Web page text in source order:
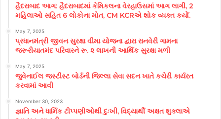
હૈદરાબાદ આગ: હૈદરાબાદમાં કેમિકલના વેરહાઉસમાં આગ લાગી, 2
મહિલાઓ સહિત 6 લોકોના મોત, CM KCRએ શોક વ્યક્ત કર્યો.
May 7, 2025
પ્રધાનમંત્રી જીવન સુરક્ષા વીમા યોજના દ્વારા રાનવેરી ગામના
જરૂરીયાતમંદ પરિવારને રૂ. ૨ લાખની આર્થિક સુરક્ષા મળી
May 7, 2025
જુવેનાઈલ જસ્ટીસ્ટ બોર્ડની જિલ્લા સેવા સદન ખાતે કચેરી કાર્યરત
કરવામાં આવી
November 30, 2023
જ્ઞાતિ અને ધાર્મિક ટીપ્પણીઓથી દુઃખી, વિદ્યાર્થી અક્ષત શુક્લાએ